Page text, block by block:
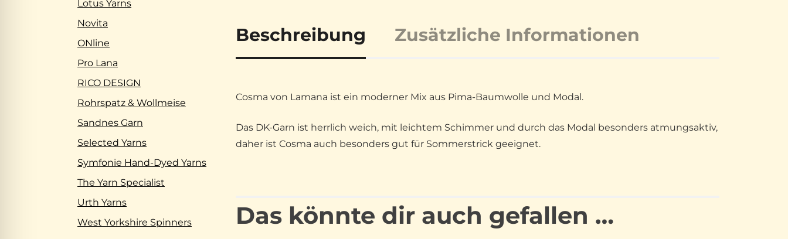
Beschreibung Zusätzliche Informationen
Cosma von Lamana ist ein moderner Mix aus Pima-Baumwolle und Modal.
Das DK-Garn ist herrlich weich, mit leichtem Schimmer und durch das Modal besonders atmungsaktiv,
daher ist Cosma auch besonders gut für Sommerstrick geeignet.
Das könnte dir auch gefallen …
Lotus Yarns
Novita
ONline
Pro Lana
RICO DESIGN
Rohrspatz & Wollmeise
Sandnes Garn
Selected Yarns
Symfonie Hand-Dyed Yarns
The Yarn Specialist
Urth Yarns
West Yorkshire Spinners